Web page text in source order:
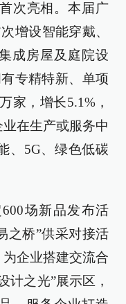
次亮相。本届广
增设智能穿戴、
成房屋及庭院设
专精特新、单项
家，增长5.1%，
在生产或服务中
、5G、绿色低碳
场新品发布活
之桥”供采对接活
企业搭建交流合
计之光”展示区，